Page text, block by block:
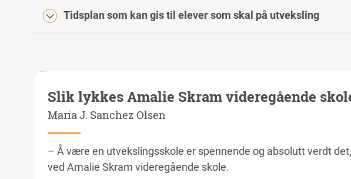
Tidsplan som kan gis til elever som skal på utveksling
Slik lykkes Amalie Skram videregående
Maria J. Sanchez Olsen
– Å være en utvekslingsskole er spennende og absolutt verdt
ved Amalie Skram videregående skole.